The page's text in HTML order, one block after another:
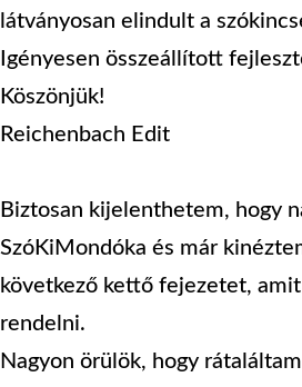
látványosan elindult a
Igényesen összeállított
Köszönjük!
Reichenbach Edit
Biztosan kijelenthetem, hogy
SzóKiMondóka és már
következő kettő fejezetet,
rendelni.
Nagyon örülök, hogy